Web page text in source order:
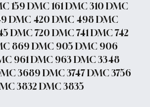
159 DMC 161 DMC 310 DMC
DMC 420 DMC 498 DMC
DMC 720 DMC 741 DMC 742
869 DMC 905 DMC 906
961 DMC 963 DMC 3348
3689 DMC 3747 DMC 3756
3832 DMC 3835